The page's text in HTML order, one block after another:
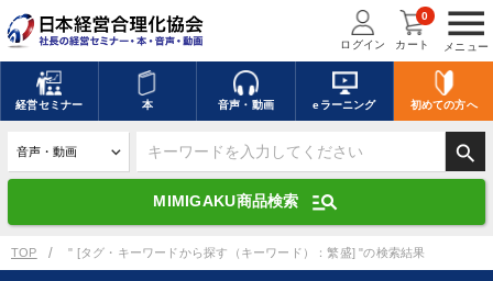
menu
メニュー
ログイン カート
0
経営セミナー 本 音声・動画 eラーニング 初めての方へ
search
MIMIGAKU商品検索 manage_search
キーワードを入力して探す
デジタル版対応のみ検索結果に表示する
search 上記の条件で検索
TOP " [タグ・キーワードから探す（キーワード）：繁盛] "の検索結果